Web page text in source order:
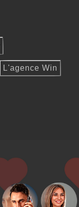
L'agence Win